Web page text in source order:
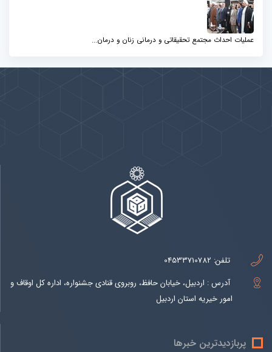
عملیات احداث مجتمع تحقیقاتی و درمانی زنان و درمان...
تلفن: 04533710782
آدرس : اردبیل، خیابان حافظ، روبروی قنادی جشنواره، اداره کل اوقاف و
امور خیریه استان اردبیل
پربازدیدترین خبرها